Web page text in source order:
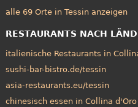
alle 69 Orte in Tessin anzeigen
RESTAURANTS NACH
italienische Restaurants in
sushi-bar-bistro.de/tessin
asia-restaurants.eu/tessin
chinesisch essen in Collina d'Oro